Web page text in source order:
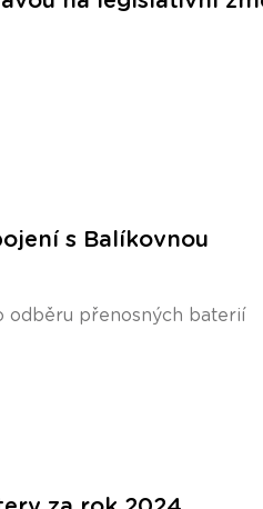
s Balíkovnou
odběru přenosných baterií